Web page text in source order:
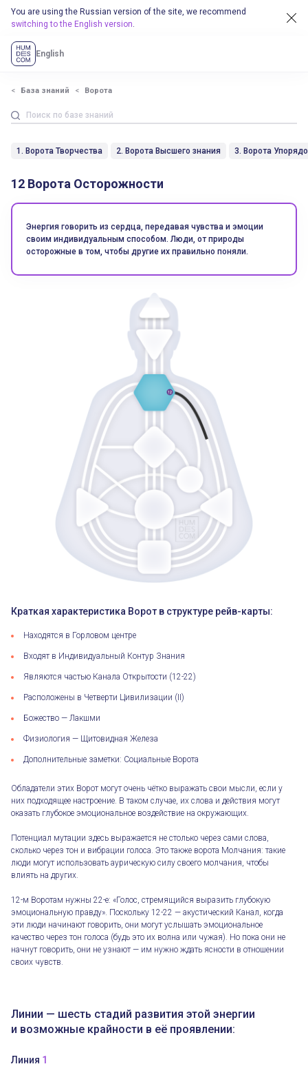
You are using the Russian version of the site, we recommend
switching to the English version.
English
База знаний Ворота
1. Ворота Творчества 2. Ворота Высшего знания 3. Ворота
12 Ворота Осторожности
Энергия говорить из сердца, передавая чувства и эмоции
своим индивидуальным способом. Люди, от природы
осторожные в том, чтобы другие их правильно поняли.
Краткая характеристика Ворот в структуре рейв-карты:
Находятся в Горловом центре
Входят в Индивидуальный Контур Знания
Являются частью Канала Открытости (12-22)
Расположены в Четверти Цивилизации (II)
Божество — Лакшми
Физиология — Щитовидная Железа
Дополнительные заметки: Социальные Ворота
Обладатели этих Ворот могут очень чётко выражать свои мысли, если у
них подходящее настроение. В таком случае, их слова и действия могут
оказать глубокое эмоциональное воздействие на окружающих.
Потенциал мутации здесь выражается не столько через сами слова,
сколько через тон и вибрации голоса. Это также ворота Молчания: такие
люди могут использовать аурическую силу своего молчания, чтобы
влиять на других.
12-м Воротам нужны 22-е: «Голос, стремящийся выразить глубокую
эмоциональную правду». Поскольку 12-22 — акустический Канал, когда
эти люди начинают говорить, они могут услышать эмоциональное
качество через тон голоса (будь это их волна или чужая). Но пока они не
начнут говорить, они не узнают — им нужно ждать ясности в отношении
своих чувств.
Линии — шесть стадий развития этой энергии
и возможные крайности в её проявлении:
Линия 1